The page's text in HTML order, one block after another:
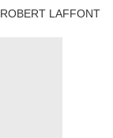
LAFFONT